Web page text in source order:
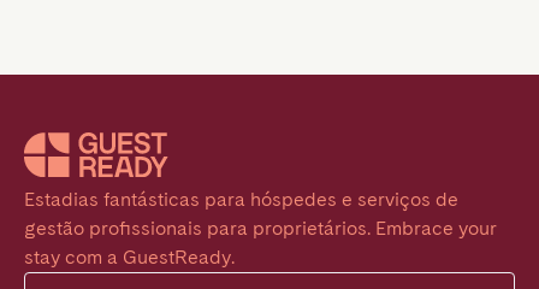
Estadias fantásticas para hóspedes e serviços de
gestão profissionais para proprietários. Embrace your
stay com a GuestReady.